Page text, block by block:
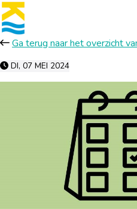
Ga terug naar het overzicht
DI, 07 MEI 2024